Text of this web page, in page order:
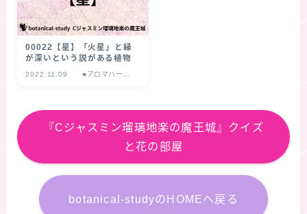
00022【星】「火星」と縁
が深いという説がある植物
2022.11.09
■アロマハーブ
『Cジャスミン瑠璃地楽の魔王城』クイズ
と花の部屋
botanical-studyのHOMEへ戻る